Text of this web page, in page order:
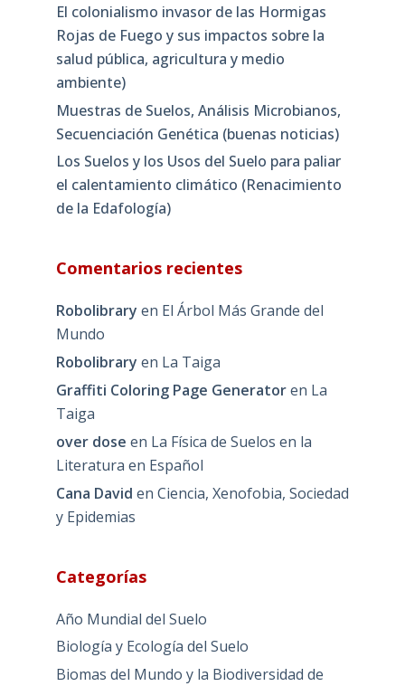
El colonialismo invasor de las Hormigas
Rojas de Fuego y sus impactos sobre la
salud pública, agricultura y medio
ambiente)
Muestras de Suelos, Análisis Microbianos,
Secuenciación Genética (buenas noticias)
Los Suelos y los Usos del Suelo para paliar
el calentamiento climático (Renacimiento
de la Edafología)
Comentarios recientes
Robolibrary en El Árbol Más Grande del
Mundo
Robolibrary en La Taiga
Graffiti Coloring Page Generatoren La
Taiga
over dose en La Física de Suelos en la
Literatura en Español
Cana David en Ciencia, Xenofobia, Sociedad
y Epidemias
Categorías
Año Mundial del Suelo
Biología y Ecología del Suelo
Biomas del Mundo y la Biodiversidad de